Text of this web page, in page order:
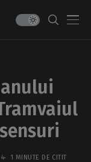
1 MINUTE DE CITIT